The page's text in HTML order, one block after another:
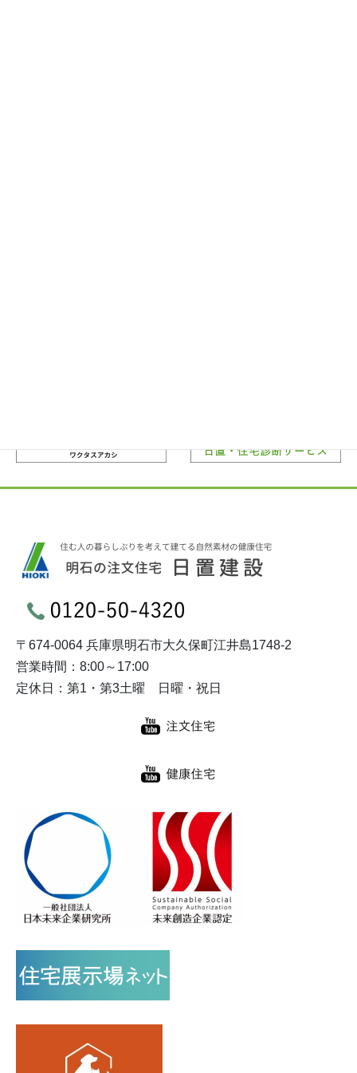
〒674-0064 兵庫県明石市大久保町江井島1748-2
営業時間：8:00～17:00
定休日：第1・第3土曜 日曜・祝日